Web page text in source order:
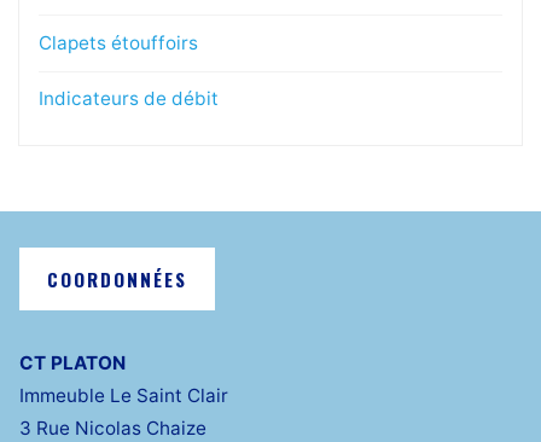
Clapets étouffoirs
Indicateurs de débit
COORDONNÉES
CT PLATON
Immeuble Le Saint Clair
3 Rue Nicolas Chaize